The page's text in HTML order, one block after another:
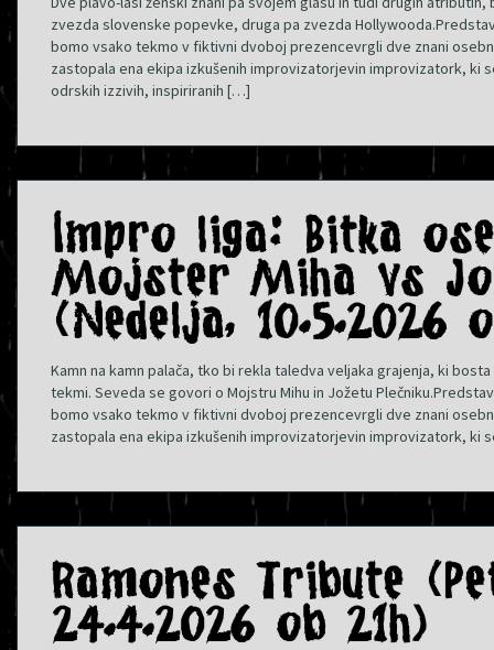
zvezda slovenske popevke, druga pa zvezda
bomo vsako tekmo v fiktivni dvoboj prezencevrgli dve znani
zastopala ena ekipa izkušenih improvizatorjevin improvizatork, ki
odrskih izzivih, inspiriranih […]
Impro liga: Bitka
Mojster Miha vs
(Nedelja, 10.5.2026
Kamn na kamn palača, tko bi rekla taledva veljaka grajenja, ki
tekmi. Seveda se govori o Mojstru Mihu in Jožetu
bomo vsako tekmo v fiktivni dvoboj prezencevrgli dve znani
zastopala ena ekipa izkušenih improvizatorjevin improvizatork, ki
Ramones Tribute
24.4.2026 ob 21h)